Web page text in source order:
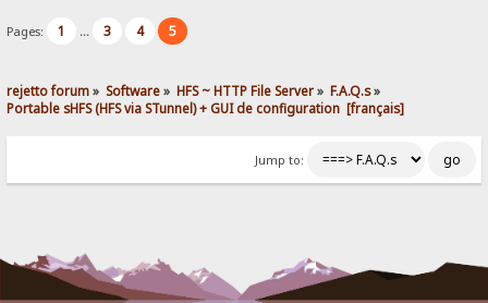
Pages: 1 ... 3 4 5
rejetto forum» Software» HFS ~ HTTP File Server» F.A.Q.s»
Portable sHFS (HFS via STunnel) + GUI de configuration  [français]
Jump to: